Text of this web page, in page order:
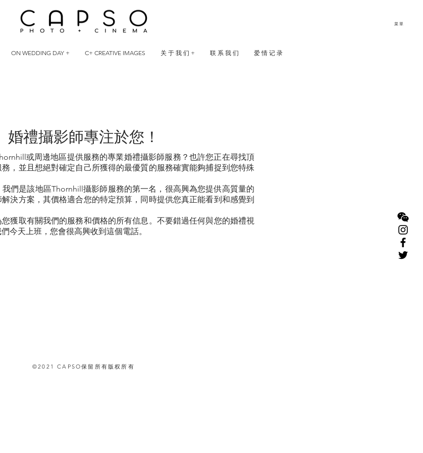
菜單
ON WEDDING DAY + C+ CREATIVE IMAGES 关 于 我 们 + 联 系 我 们 爱 情 记 录
婚禮攝影師專注於您！
或周邊地區提供服務的專業婚禮攝影師服務？也許您正在尋找頂
，並且想絕對確定自己所獲得的最優質的服務確實能夠捕捉到您特殊
們是該地區Thornhill攝影師服務的第一名，很高興為您提供高質量的
決方案，其價格適合您的特定預算，同時提供您真正能看到和感覺到
獲取有關我們的服務和價格的所有信息。不要錯過任何與您的婚禮視
今天上班，您會很高興收到這個電話。
©2021 CAPSO保留所有版权所有